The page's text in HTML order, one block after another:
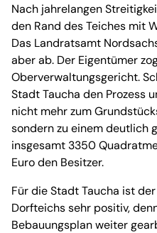
Nach jahrelangen
den Rand des Teiches mit
Das Landratsamt
aber ab. Der Eigentümer
Oberverwaltungsgericht.
Stadt Taucha den Prozess
nicht mehr zum
sondern zu einem deutlich
insgesamt 3350
Euro den Besitzer.
Für die Stadt Taucha ist
Dorfteichs sehr positiv,
Bebauungsplan weiter